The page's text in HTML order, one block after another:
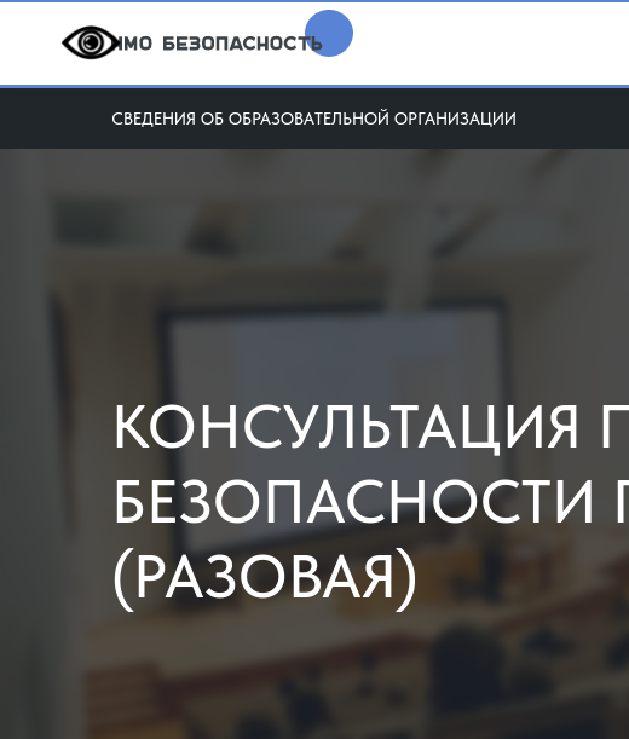
СВЕДЕНИЯ ОБ ОБРАЗОВАТЕЛЬНОЙ ОРГАНИЗАЦИИ
КОНСУЛЬТАЦИЯ
БЕЗОПАСНОСТИ
(РАЗОВАЯ)